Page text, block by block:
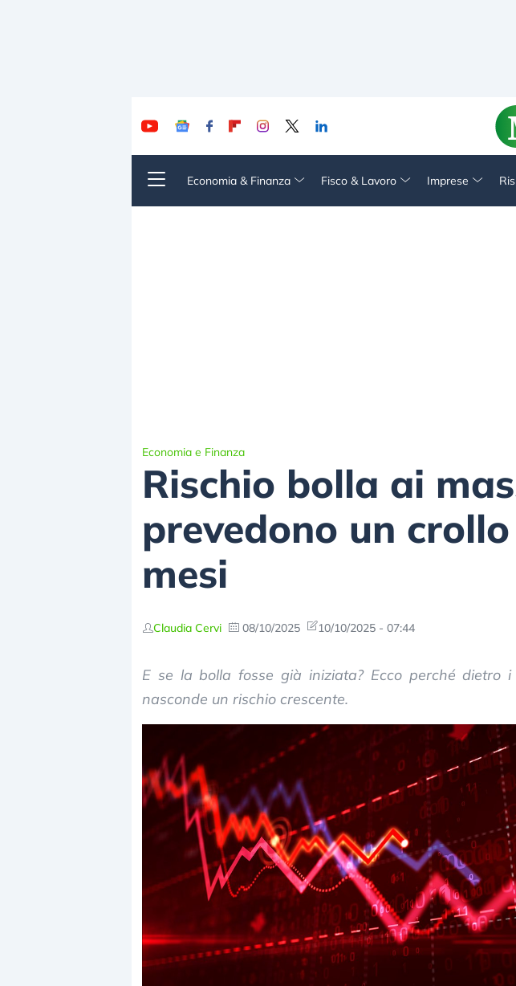
Economia & Finanza Fisco & Lavoro Imprese
Economia e Finanza
Rischio bolla ai
prevedono un
mesi
Claudia Cervi 08/10/2025 10/10/2025 - 07:44
E se la bolla fosse già iniziata? Ecco perché dietro
nasconde un rischio crescente.